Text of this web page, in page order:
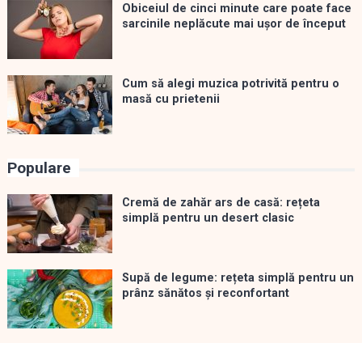
Obiceiul de cinci minute care poate face
sarcinile neplăcute mai ușor de început
Cum să alegi muzica potrivită pentru o
masă cu prietenii
Populare
Cremă de zahăr ars de casă: rețeta
simplă pentru un desert clasic
Supă de legume: rețeta simplă pentru un
prânz sănătos și reconfortant